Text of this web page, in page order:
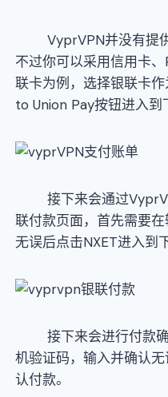
VyprVPN并没有提供
不过你可以采用信用卡
联卡为例，选择银联卡
to Union Pay按钮进入到
接下来会通过
联付款页面，首先需要
无误后点击NXET进入到
接下来会进行付款确
机验证码，输入并确认
认付款。